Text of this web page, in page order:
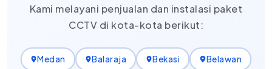
Kami melayani penjualan dan instalasi paket
CCTV di kota-kota berikut:
Medan Balaraja Bekasi Belawan